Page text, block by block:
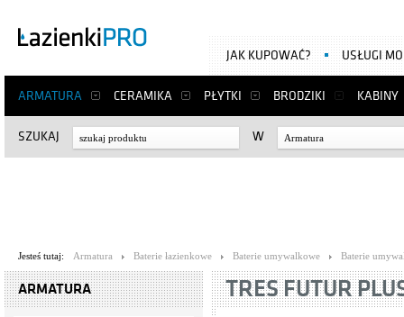
ARMATURA CERAMIKA PŁYTKI BRODZIKI KABINY
JAK KUPOWAĆ? USŁUGI
SZUKAJ W Armatura
Jesteś tutaj: Armatura Baterie łazienkowe Baterie umywalkowe Baterie
ARMATURA TRES FUTUR